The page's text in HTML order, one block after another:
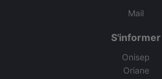
Mail
S'informer
Onisep
Oriane